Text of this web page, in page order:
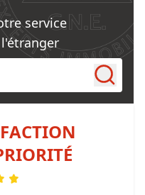
service